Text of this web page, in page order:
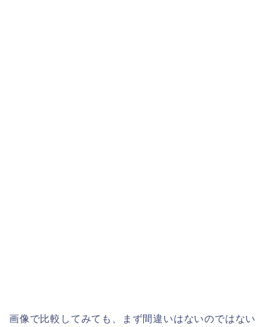
画像で比較してみても、まず間違いはないのではない